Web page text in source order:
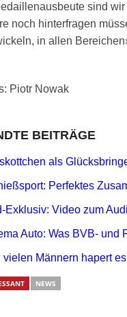
sind
noch hinterfragen
in allen
Piotr Nowak
BEITRÄGE
als
Perfektes
Exklusiv: Video zum
Auto: Was BVB- und
vielen Männern hapert
NEWS